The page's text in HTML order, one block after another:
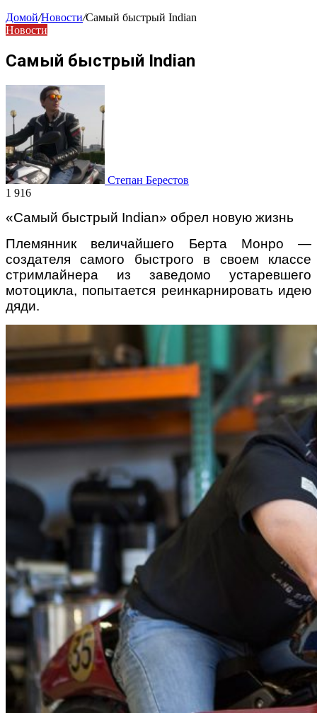
Домой/Новости/Самый быстрый Indian
Новости
Самый быстрый Indian
Степан Берестов
1 916
«Самый быстрый Indian» обрел новую жизнь
Племянник величайшего Берта Монро —
создателя самого быстрого в своем классе
стримлайнера из заведомо устаревшего
мотоцикла, попытается реинкарнировать идею
дяди.